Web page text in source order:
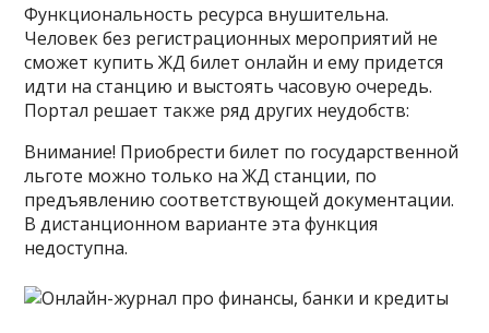
Функциональность ресурса внушительна.
Человек без регистрационных мероприятий не
сможет купить ЖД билет онлайн и ему придется
идти на станцию и выстоять часовую очередь.
Портал решает также ряд других неудобств:
Внимание! Приобрести билет по государственной
льготе можно только на ЖД станции, по
предъявлению соответствующей документации.
В дистанционном варианте эта функция
недоступна.